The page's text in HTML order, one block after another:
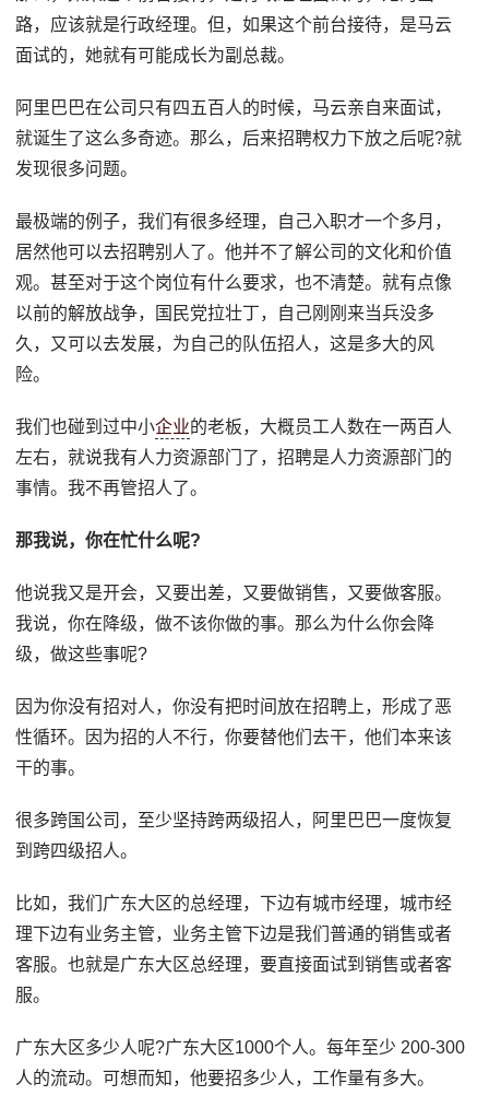
路，应该就是行政经理。但，如果这个前台接待，是马云
面试的，她就有可能成长为副总裁。
阿里巴巴在公司只有四五百人的时候，马云亲自来面试，
就诞生了这么多奇迹。那么，后来招聘权力下放之后呢?就
发现很多问题。
最极端的例子，我们有很多经理，自己入职才一个多月，
居然他可以去招聘别人了。他并不了解公司的文化和价值
观。甚至对于这个岗位有什么要求，也不清楚。就有点像
以前的解放战争，国民党拉壮丁，自己刚刚来当兵没多
久，又可以去发展，为自己的队伍招人，这是多大的风
险。
我们也碰到过中小企业的老板，大概员工人数在一两百人
左右，就说我有人力资源部门了，招聘是人力资源部门的
事情。我不再管招人了。
那我说，你在忙什么呢?
他说我又是开会，又要出差，又要做销售，又要做客服。
我说，你在降级，做不该你做的事。那么为什么你会降
级，做这些事呢?
因为你没有招对人，你没有把时间放在招聘上，形成了恶
性循环。因为招的人不行，你要替他们去干，他们本来该
干的事。
很多跨国公司，至少坚持跨两级招人，阿里巴巴一度恢复
到跨四级招人。
比如，我们广东大区的总经理，下边有城市经理，城市经
理下边有业务主管，业务主管下边是我们普通的销售或者
客服。也就是广东大区总经理，要直接面试到销售或者客
服。
广东大区多少人呢?广东大区1000个人。每年至少 200-300
人的流动。可想而知，他要招多少人，工作量有多大。